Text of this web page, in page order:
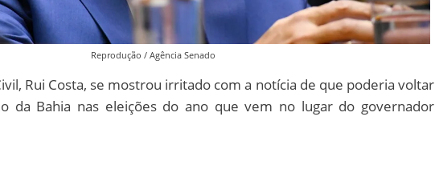
Reprodução / Agência Senado
Rui Costa, se mostrou irritado com a notícia de que poderia voltar
da Bahia nas eleições do ano que vem no lugar do governador